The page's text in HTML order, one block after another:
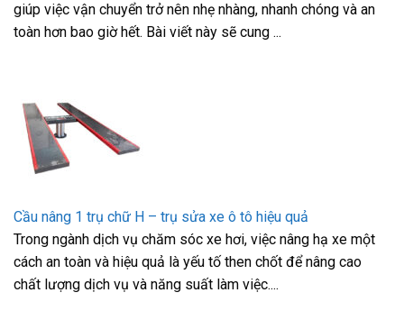
giúp việc vận chuyển trở nên nhẹ nhàng, nhanh chóng và an
toàn hơn bao giờ hết. Bài viết này sẽ cung ...
Cầu nâng 1 trụ chữ H – trụ sửa xe ô tô hiệu quả
Trong ngành dịch vụ chăm sóc xe hơi, việc nâng hạ xe một
cách an toàn và hiệu quả là yếu tố then chốt để nâng cao
chất lượng dịch vụ và năng suất làm việc....